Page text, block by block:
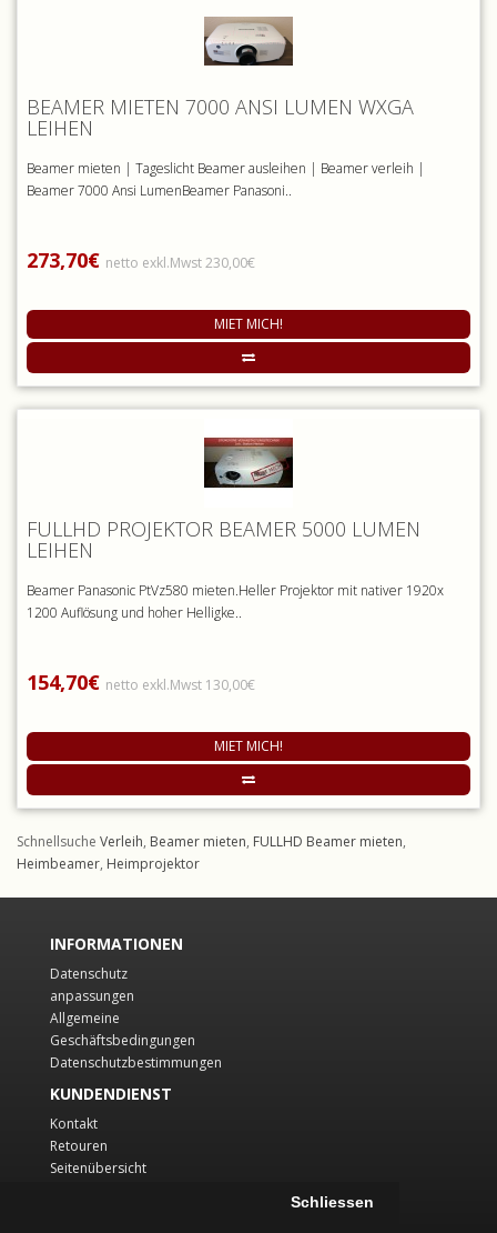
Schliessen
BEAMER MIETEN 7000 ANSI LUMEN WXGA
LEIHEN
Beamer mieten | Tageslicht Beamer ausleihen | Beamer verleih |
Beamer 7000 Ansi LumenBeamer Panasoni..
273,70€ netto exkl.Mwst 230,00€
MIET MICH!
FULLHD PROJEKTOR BEAMER 5000 LUMEN
LEIHEN
Beamer Panasonic PtVz580 mieten.Heller Projektor mit nativer 1920x
1200 Auflösung und hoher Helligke..
154,70€ netto exkl.Mwst 130,00€
MIET MICH!
Schnellsuche Verleih, Beamer mieten, FULLHD Beamer mieten,
Heimbeamer, Heimprojektor
INFORMATIONEN
Datenschutz
anpassungen
Allgemeine
Geschäftsbedingungen
Datenschutzbestimmungen
KUNDENDIENST
Kontakt
Retouren
Seitenübersicht